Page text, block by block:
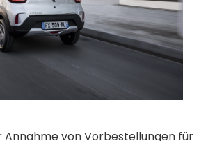
Annahme von Vorbestellungen für